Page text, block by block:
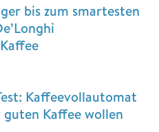
bis zum smartesten
Kaffeevollautomat
Kaffee wollen